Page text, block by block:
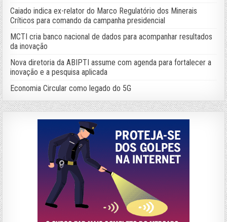
Caiado indica ex-relator do Marco Regulatório dos Minerais
Críticos para comando da campanha presidencial
MCTI cria banco nacional de dados para acompanhar resultados
da inovação
Nova diretoria da ABIPTI assume com agenda para fortalecer a
inovação e a pesquisa aplicada
Economia Circular como legado do 5G